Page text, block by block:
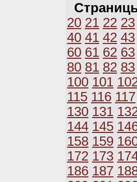
20 21 22 23
40 41 42 43
60 61 62 63
80 81 82 83
100 101
115 116 117
130 131
144 145
158 159
172 173
186 187